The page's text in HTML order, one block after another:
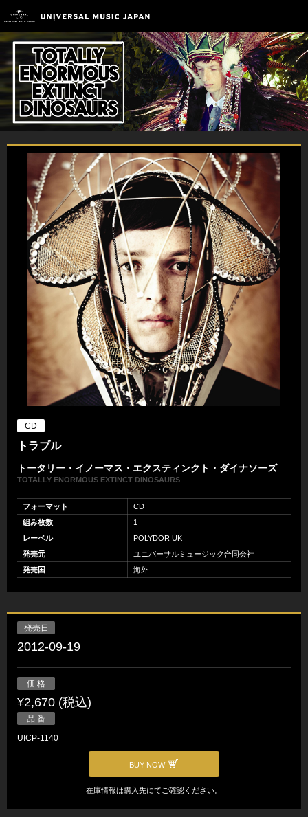
CD
トラブル
トータリー・イノーマス・エクスティンクト・ダイナソーズ
TOTALLY ENORMOUS EXTINCT DINOSAURS
フォーマット
CD
組み枚数
1
レーベル
POLYDOR UK
発売元
ユニバーサルミュージック合同会社
発売国
海外
発売日
2012-09-19
価 格
¥2,670 (税込)
品 番
UICP-1140
BUY NOW
在庫情報は購入先にてご確認ください。